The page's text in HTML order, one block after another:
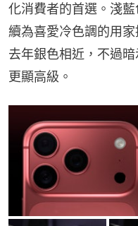
化消費者的首選。淺
續為喜愛冷色調的用
去年銀色相近，不過
更顯高級。